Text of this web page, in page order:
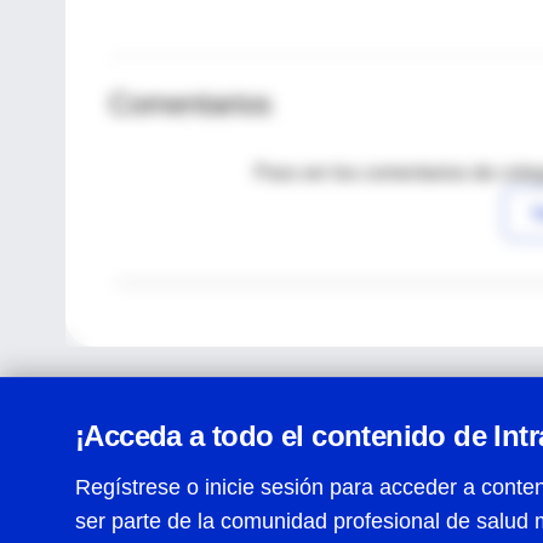
Comentarios
Para ver los comentarios de
¡Acceda a todo el contenido de
Regístrese o inicie sesión para acceder a
ser parte de la comunidad profesional de salud
Centro de Ayuda